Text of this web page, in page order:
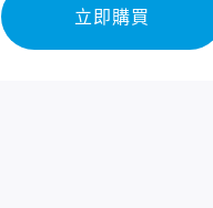
立即購買